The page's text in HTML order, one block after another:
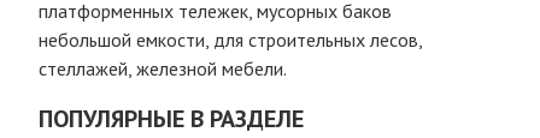
платформенных тележек, мусорных баков
небольшой емкости, для строительных лесов,
стеллажей, железной мебели.
ПОПУЛЯРНЫЕ В РАЗДЕЛЕ